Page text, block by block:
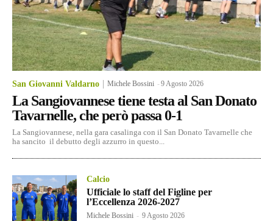
San Giovanni Valdarno Michele Bossini -9 Agosto 2026
La Sangiovannese tiene testa al San Donato
Tavarnelle, che però passa 0-1
La Sangiovannese, nella gara casalinga con il San Donato Tavarnelle che
ha sancito il debutto degli azzurro in questo...
Calcio
Ufficiale lo staff del Figline per
l’Eccellenza 2026-2027
Michele Bossini - 9 Agosto 2026